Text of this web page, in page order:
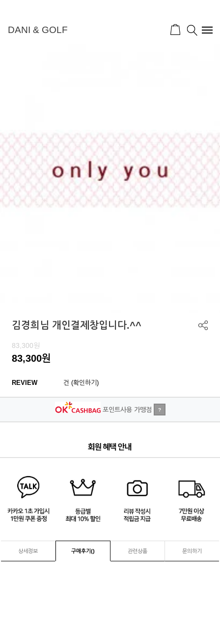
DANI & GOLF
김경희님 개인결제창입니다.^^
83,300원
83,300원
REVIEW 건 (확인하기)
포인트사용 가맹점 ?
상세정보 구매후기() 관련상품 문의하기